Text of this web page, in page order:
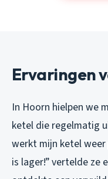
Ervaringen
In Hoorn hielpen we
ketel die regelmatig
werkt mijn ketel
is lager!” vertelde ze